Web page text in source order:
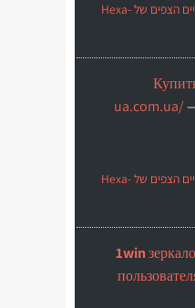
סיכום הניסוי ב'מקורות': בחינת הכיסויים הצפים של Hexa-
ua.com.ua/
סיכום הניסוי ב'מקורות': בחינת הכיסויים הצפים של Hexa-
1win